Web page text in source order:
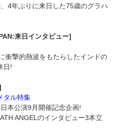
4年ぶりに来日した75歳のグラハ
来日インタビュー]
衝撃的熱波をもたらしたインドの
日!
タル特集
本公演9月開催記念企画!
ANGELのインタビュー3本立